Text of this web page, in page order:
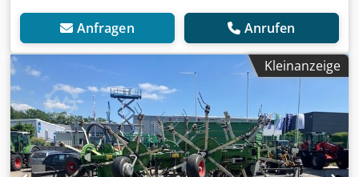
Anfragen Anrufen
Kleinanzeige